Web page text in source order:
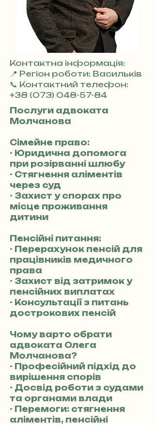
Контактна інформація:
📍 Регіон роботи: Васильків
📞 Контактний телефон:
+38 (073) 048-57-84
Послуги адвоката
Молчанова
Сімейне право:
- Юридична допомога
при розірванні шлюбу
- Стягнення аліментів
через суд
- Захист у спорах про
місце проживання
дитини
Пенсійні питання:
- Перерахунок пенсій для
працівників медичного
права
- Захист від затримок у
пенсійних виплатах
- Консультації з питань
дострокових пенсій
Чому варто обрати
адвоката Олега
Молчанова?
- Професійний підхід до
вирішення спорів
- Досвід роботи з судами
та органами влади
- Перемоги: стягнення
аліментів, пенсійні